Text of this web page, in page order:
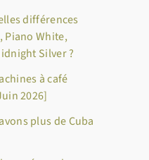
différences
Piano White,
Silver ?
à café
2026]
plus de Cuba